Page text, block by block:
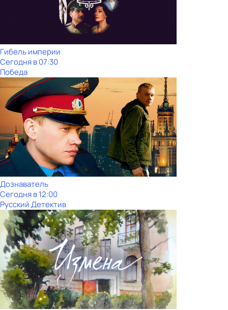
Гибель империи
Сегодня в 07:30
Победа
Дознаватель
Сегодня в 12:00
Русский Детектив